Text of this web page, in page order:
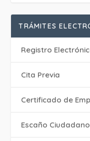
TRÁMITES
Registro
Cita Previa
Certificado de
Escaño Ciudadano